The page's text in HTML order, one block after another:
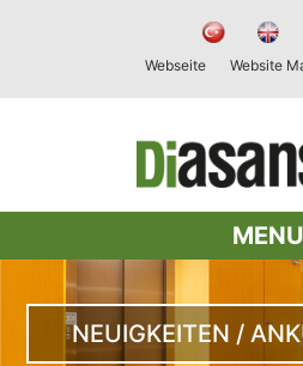
Webseite Website
MENU
NEUIGKEITEN /